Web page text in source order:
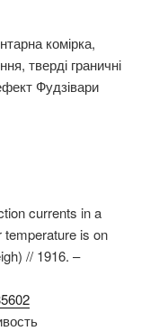
комірка,
тверді граничні
Фудзівари
currents in a
temperature is on
// 1916. –